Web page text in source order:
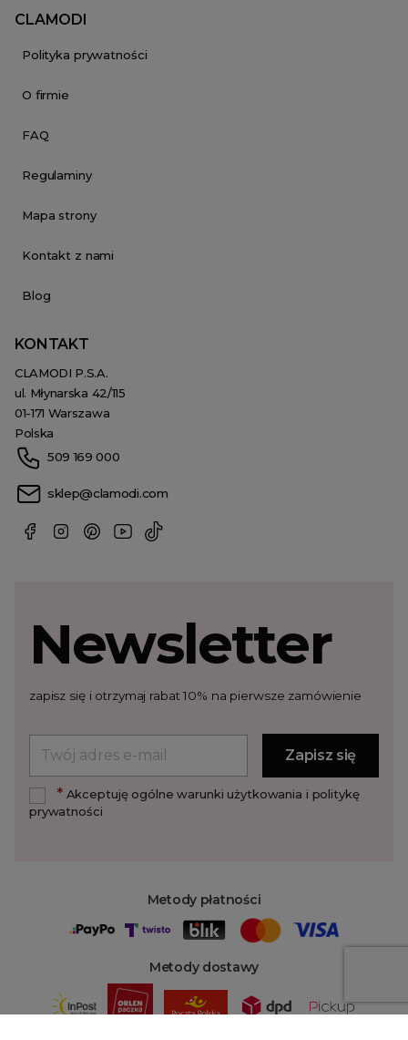
CLAMODI
Polityka prywatności
O firmie
FAQ
Regulaminy
Mapa strony
Kontakt z nami
Blog
KONTAKT
CLAMODI P.S.A.
ul. Młynarska 42/115
01-171 Warszawa
Polska
509 169 000
sklep@clamodi.com
Metody płatności
Metody dostawy
Newsletter
zapisz się i otrzymaj rabat 10% na pierwsze zamówienie
*Akceptuję ogólne warunki użytkowania i politykę
prywatności